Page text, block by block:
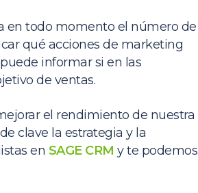
en todo momento el número de
qué acciones de marketing
informar si en las
de ventas.
el rendimiento de nuestra
clave la estrategia y la
en SAGE CRM y te podemos